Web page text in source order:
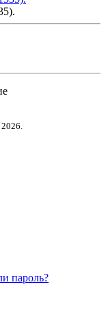
пароль?